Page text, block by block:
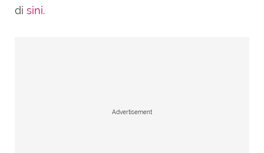
di sini.
Advertisement